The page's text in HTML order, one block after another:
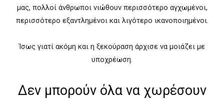
μας, πολλοί άνθρωποι νιώθουν περισσότερο αγχωμένοι,
περισσότερο εξαντλημένοι και λιγότερο ικανοποιημένοι.
Ίσως γιατί ακόμη και η ξεκούραση άρχισε να μοιάζει με
υποχρέωση.
Δεν μπορούν όλα να χωρέσουν